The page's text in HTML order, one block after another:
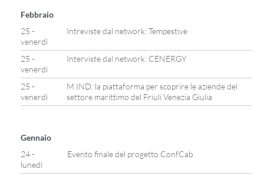
Febbraio
25 -
venerdì
Intreviste dal network: Tempestive
25 -
venerdì
Interviste dal network: CENERGY
25 -
venerdì
M.IND: la piattaforma per scoprire le aziende del
settore marittimo del Friuli Venezia Giulia
Gennaio
24 -
lunedì
Evento finale del progetto ConfCab